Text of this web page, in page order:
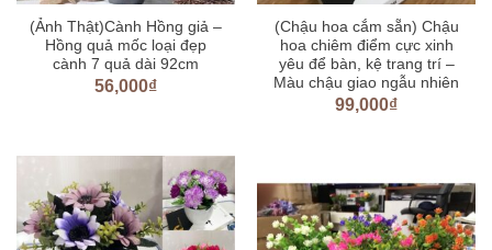
(Ảnh Thật)Cành Hồng giả –
Hồng quả mốc loại đẹp
cành 7 quả dài 92cm
56,000₫
(Chậu hoa cắm sẵn) Chậu
hoa chiêm điểm cực xinh
yêu để bàn, kệ trang trí –
Màu chậu giao ngẫu nhiên
99,000₫